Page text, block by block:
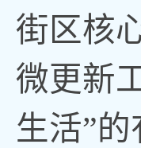
街区核
微更新
生活”